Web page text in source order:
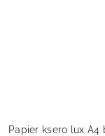
Papier ksero lux A4